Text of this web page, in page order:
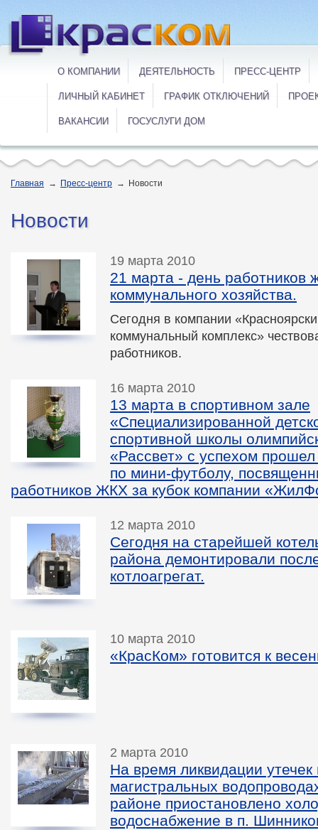
О КОМПАНИИ ДЕЯТЕЛЬНОСТЬ ПРЕСС-ЦЕНТР
ЛИЧНЫЙ КАБИНЕТ ГРАФИК ОТКЛЮЧЕНИЙ
ВАКАНСИИ ГОСУСЛУГИ ДОМ
Главная → Пресс-центр → Новости
Новости
19 марта 2010
21 марта - день работников
коммунального хозяйства.
Сегодня в компании
коммунальный комплекс»
работников.
16 марта 2010
13 марта в спортивном зале
«Специализированной
спортивной школы
«Рассвет» с успехом
по мини-футболу,
работников ЖКХ за кубок компании
12 марта 2010
Сегодня на старейшей
района демонтировали
котлоагрегат.
10 марта 2010
«КрасКом» готовится к
2 марта 2010
На время ликвидации утечек
магистральных
районе приостановлено
водоснабжение в п.